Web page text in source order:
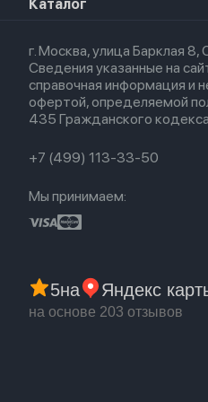
Airpods Max
Airpods 2
Airpods (1-е)
AirTag
Для iPhone
Для Apple Watch
Политика
Оплата и доставка
Партнерская программа
Гарантия
Обмен и возврат
Trade-in
Каталог
Новые поступления
Популярное
Акции
г. Москва, улица Барклая
Сведения указанные на
справочная информация и
офертой, определяемой
435 Гражданского
+7 (499) 113-33-50
Мы принимаем:
5на Яндекс
на основе 203 отзывов